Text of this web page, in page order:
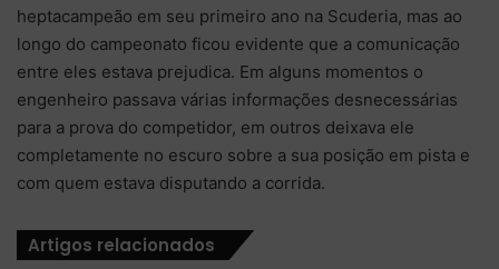
heptacampeão em seu primeiro ano na Scuderia, mas ao
longo do campeonato ficou evidente que a comunicação
entre eles estava prejudica. Em alguns momentos o
engenheiro passava várias informações desnecessárias
para a prova do competidor, em outros deixava ele
completamente no escuro sobre a sua posição em pista e
com quem estava disputando a corrida.
Artigos relacionados